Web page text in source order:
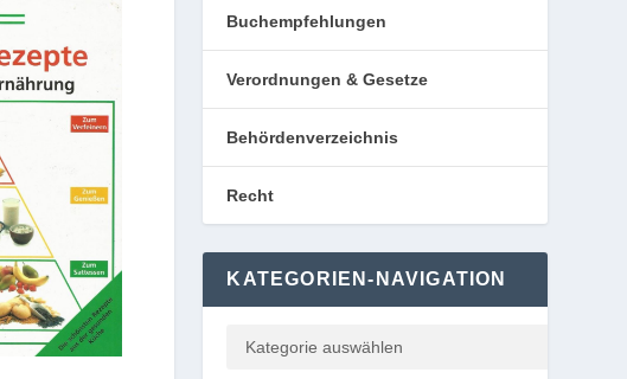
Buchempfehlungen
Verordnungen & Gesetze
Behördenverzeichnis
Recht
KATEGORIEN-NAVIGATION